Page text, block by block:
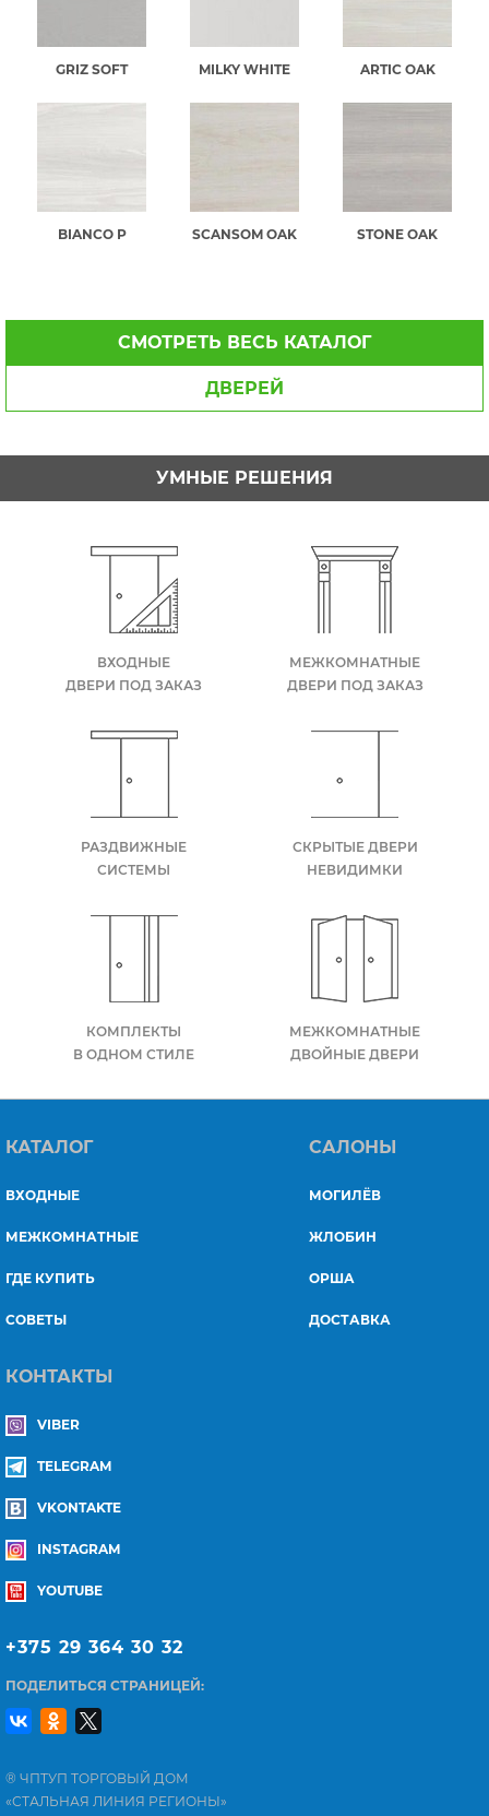
GRIZ SOFT MILKY WHITE ARTIC OAK
BIANCO Р SCANSOM OAK STONE OAK
СМОТРЕТЬ ВЕСЬ КАТАЛОГ
ДВЕРЕЙ
УМНЫЕ РЕШЕНИЯ
ВХОДНЫЕ
ДВЕРИ ПОД ЗАКАЗ
МЕЖКОМНАТНЫЕ
ДВЕРИ ПОД ЗАКАЗ
РАЗДВИЖНЫЕ
СИСТЕМЫ
СКРЫТЫЕ ДВЕРИ
НЕВИДИМКИ
КОМПЛЕКТЫ
В ОДНОМ СТИЛЕ
МЕЖКОМНАТНЫЕ
ДВОЙНЫЕ ДВЕРИ
КАТАЛОГ
ВХОДНЫЕ
МЕЖКОМНАТНЫЕ
ГДЕ КУПИТЬ
СОВЕТЫ
САЛОНЫ
МОГИЛЁВ
ЖЛОБИН
ОРША
ДОСТАВКА
КОНТАКТЫ
VIBER
TELEGRAM
VKONTAKTE
INSTAGRAM
YOUTUBE
+375 29 364 30 32
ПОДЕЛИТЬСЯ СТРАНИЦЕЙ:
® ЧПТУП ТОРГОВЫЙ ДОМ
«СТАЛЬНАЯ ЛИНИЯ РЕГИОНЫ»